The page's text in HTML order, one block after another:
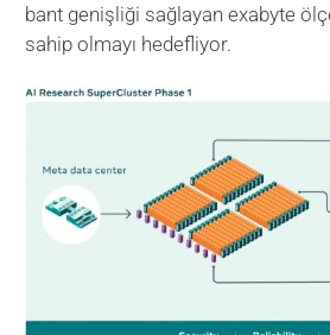
bant genişliği sağlayan exabyte
sahip olmayı hedefliyor.